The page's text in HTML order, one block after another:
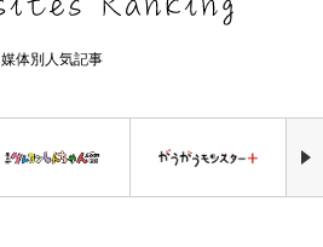
媒体別人気記事